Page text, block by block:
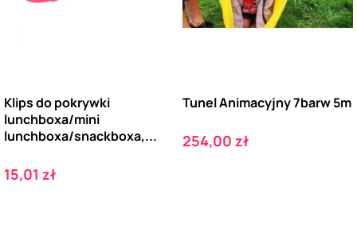
Klips do pokrywki
lunchboxa/mini
lunchboxa/snackboxa,...
Cena
15,01 zł
Tunel Animacyjny 7barw 5m
Cena
254,00 zł